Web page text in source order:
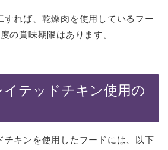
すれば、乾燥肉を使用しているフー
の賞味期限はあります。
テッドチキン使用の
チキンを使用したフードには、以下